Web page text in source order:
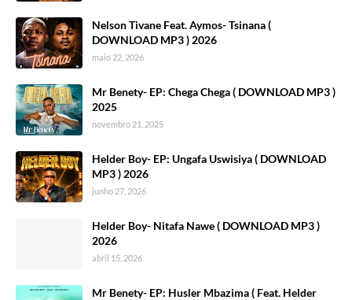
Nelson Tivane Feat. Aymos- Tsinana (
DOWNLOAD MP3 ) 2026
maio 22, 2026
Mr Benety- EP: Chega Chega ( DOWNLOAD MP3 )
2025
novembro 21, 2025
Helder Boy- EP: Ungafa Uswisiya ( DOWNLOAD
MP3 ) 2026
junho 27, 2026
Helder Boy- Nitafa Nawe ( DOWNLOAD MP3 )
2026
abril 15, 2026
Mr Benety- EP: Husler Mbazima ( Feat. Helder